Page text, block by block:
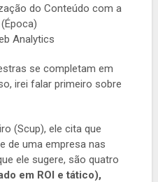
do Conteúdo com a
Analytics
se completam em
irei falar primeiro sobre
(Scup), ele cita que
de uma empresa nas
ele sugere, são quatro
em ROI e tático),